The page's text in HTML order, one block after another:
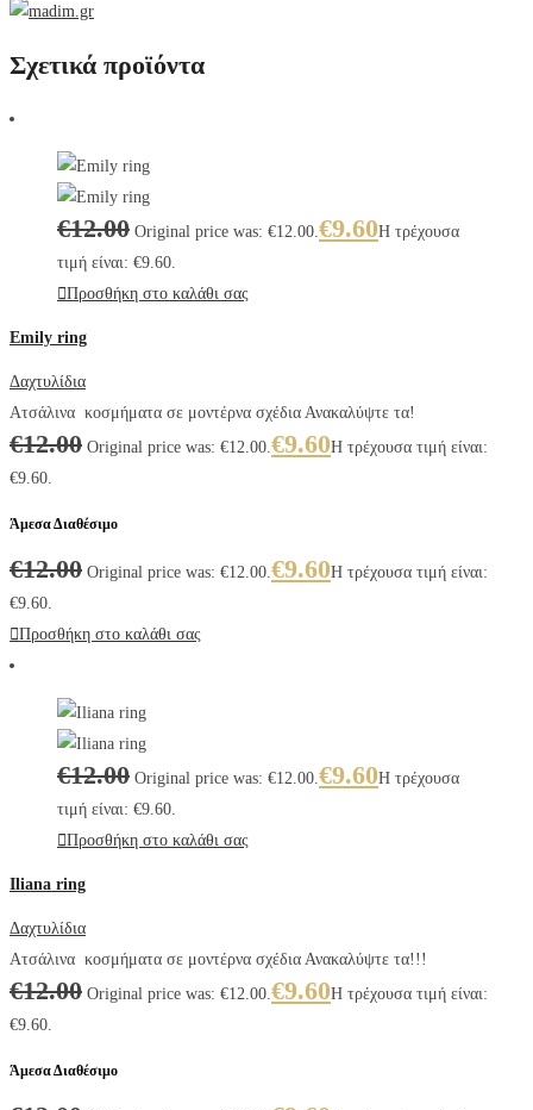
Σχετικά προϊόντα
€12.00 Original price was: €12.00. €9.60Η τρέχουσα
τιμή είναι: €9.60.
Προσθήκη στο καλάθι σας
Emily ring
Δαχτυλίδια
Ατσάλινα κοσμήματα σε μοντέρνα σχέδια Ανακαλύψτε τα!
€12.00 Original price was: €12.00. €9.60Η τρέχουσα τιμή είναι:
€9.60.
Άμεσα Διαθέσιμο
€12.00 Original price was: €12.00. €9.60Η τρέχουσα τιμή είναι:
€9.60.
Προσθήκη στο καλάθι σας
€12.00 Original price was: €12.00. €9.60Η τρέχουσα
τιμή είναι: €9.60.
Προσθήκη στο καλάθι σας
Iliana ring
Δαχτυλίδια
Ατσάλινα κοσμήματα σε μοντέρνα σχέδια Ανακαλύψτε τα!!!
€12.00 Original price was: €12.00. €9.60Η τρέχουσα τιμή είναι:
€9.60.
Άμεσα Διαθέσιμο